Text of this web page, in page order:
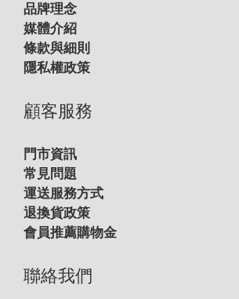
品牌理念
媒體介紹
條款與細則
隱私權政策
顧客服務
門市資訊
常見問題
運送服務方式
退換貨政策
會員推薦購物金
聯絡我們